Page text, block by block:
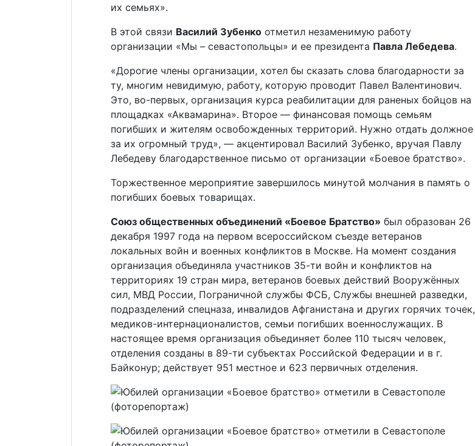
их семьях».
В этой связи Василий Зубенко отметил незаменимую работу
организации «Мы – севастопольцы» и ее президента Павла Лебедева.
«Дорогие члены организации, хотел бы сказать слова благодарности за
ту, многим невидимую, работу, которую проводит Павел Валентинович.
Это, во-первых, организация курса реабилитации для раненых бойцов на
площадках «Аквамарина». Второе — финансовая помощь семьям
погибших и жителям освобожденных территорий. Нужно отдать должное
за их огромный труд», — акцентировал Василий Зубенко, вручая Павлу
Лебедеву благодарственное письмо от организации «Боевое братство».
Торжественное мероприятие завершилось минутой молчания в память о
погибших боевых товарищах.
Союз общественных объединений «Боевое Братство» был образован 26
декабря 1997 года на первом всероссийском съезде ветеранов
локальных войн и военных конфликтов в Москве. На момент создания
организация объединяла участников 35-ти войн и конфликтов на
территориях 19 стран мира, ветеранов боевых действий Вооружённых
сил, МВД России, Пограничной службы ФСБ, Службы внешней разведки,
подразделений спецназа, инвалидов Афганистана и других горячих точек,
медиков-интернационалистов, семьи погибших военнослужащих. В
настоящее время организация объединяет более 110 тысяч человек,
отделения созданы в 89-ти субъектах Российской Федерации и в г.
Байконур; действует 951 местное и 623 первичных отделения.